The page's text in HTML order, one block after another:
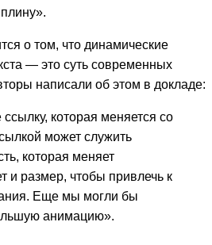
о том, что динамические
— это суть современных
написали об этом в докладе:
которая меняется со
может служить
которая меняет
и размер, чтобы привлечь к
Еще мы могли бы
анимацию».